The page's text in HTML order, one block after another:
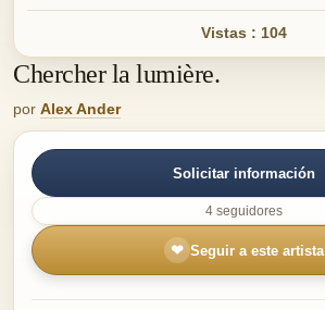
Vistas : 104
Chercher la lumière.
por Alex Ander
Solicitar información
4 seguidores
❤ Seguir a este artista